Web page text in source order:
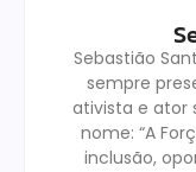
Sebastião
sempre
ativista e ator
nome: “A
inclusão,